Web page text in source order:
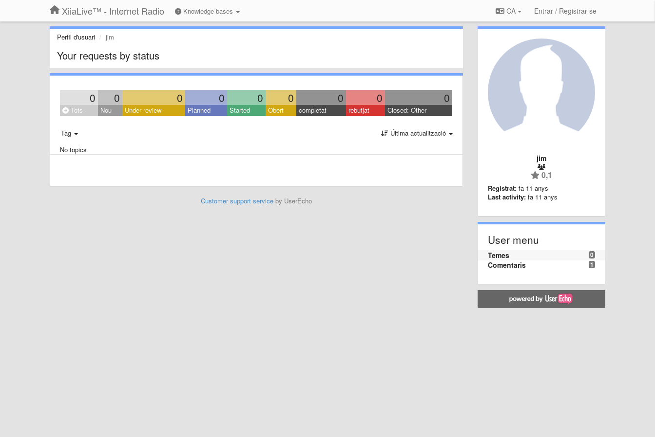
XiiaLive™ - Internet Radio Knowledge bases CA Entrar / Registrar-se
Perfil d'usuari jim
Your requests by status
0 0 0 0 0 0 0 0 0
Tots Nou Under review Planned Started Obert completat rebutjat Closed: Other
Tag
Última actualització
No topics
Customer support serviceby UserEcho
jim
0,1
Registrat: fa 11 anys
Last activity: fa 11 anys
User menu
0
Temes
1
Comentaris